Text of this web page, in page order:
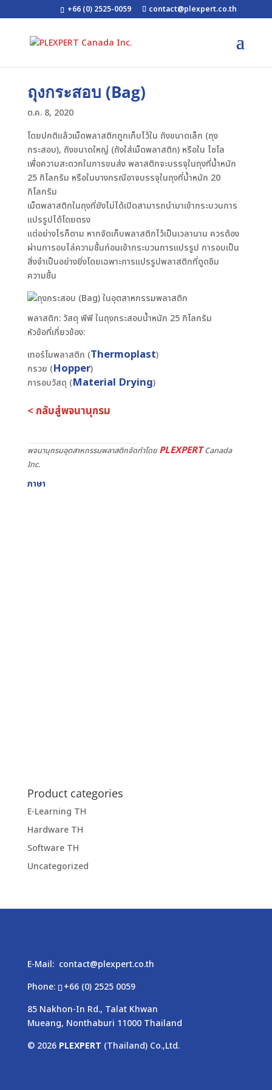
+66 (0) 2525-0059 contact@plexpert.co.th
ถุงกระสอบ (Bag)
ต.ค. 8, 2020
โดยปกติแล้วเม็ดพลาสติกถูกเก็บไว้ใน ถังขนาดเล็ก (ถุง
กระสอบ), ถังขนาดใหญ่ (ถังใส่เม็ดพลาสติก) หรือใน ไซโล
เพื่อความสะดวกในการขนส่ง พลาสติกจะบรรจุในถุงที่น้ำหนัก
25 กิโลกรัม หรือในบางกรณีอาจบรรจุในถุงที่น้ำหนัก 20
กิโลกรัม
เม็ดพลาสติกในถุงที่ยังไม่ได้เปิดสามารถนำมาเข้ากระบวนการ
แปรรูปได้โดยตรง
แต่อย่างไรก็ตาม หากจัดเก็บพลาสติกไว้เป็นเวลานาน ควรต้อง
ผ่านการอบไล่ความชื้นก่อนเข้ากระบวนการแปรรูป การอบเป็น
สิ่งจำเป็นอย่างยิ่งโดยเฉพาะการแปรรูปพลาสติกที่ดูดซึม
ความชื้น
พลาสติก: วัสดุ พีพี ในถุงกระสอบน้ำหนัก 25 กิโลกรัม
หัวข้อที่เกี่ยวข้อง:
เทอร์โมพลาสติก (Thermoplast)
กรวย (Hopper)
การอบวัสดุ (Material Drying)
< กลับสู่พจนานุกรม
พจนานุกรมอุตสาหกรรมพลาสติกจัดทำโดยPLEXPERTCanada
Inc.
ภาษา
Product categories
E-Learning TH
Hardware TH
Software TH
Uncategorized
E-Mail: contact@plexpert.co.th
Phone:
+66 (0) 2525 0059
85 Nakhon-In Rd., Talat Khwan
Mueang, Nonthaburi 11000 Thailand
© 2026 PLEXPERT (Thailand) Co.,Ltd.